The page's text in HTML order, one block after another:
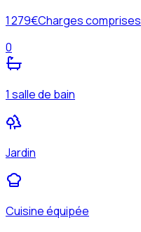
1 279€Charges comprises
0
1 salle de bain
Jardin
Cuisine équipée